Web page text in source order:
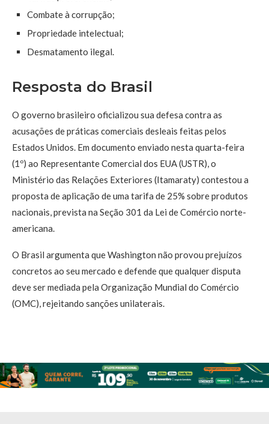
Combate à corrupção;
Propriedade intelectual;
Desmatamento ilegal.
Resposta do Brasil
O governo brasileiro oficializou sua defesa contra as
acusações de práticas comerciais desleais feitas pelos
Estados Unidos. Em documento enviado nesta quarta-feira
(1º) ao Representante Comercial dos EUA (USTR), o
Ministério das Relações Exteriores (Itamaraty) contestou a
proposta de aplicação de uma tarifa de 25% sobre produtos
nacionais, prevista na Seção 301 da Lei de Comércio norte-
americana.
O Brasil argumenta que Washington não provou prejuízos
concretos ao seu mercado e defende que qualquer disputa
deve ser mediada pela Organização Mundial do Comércio
(OMC), rejeitando sanções unilaterais.